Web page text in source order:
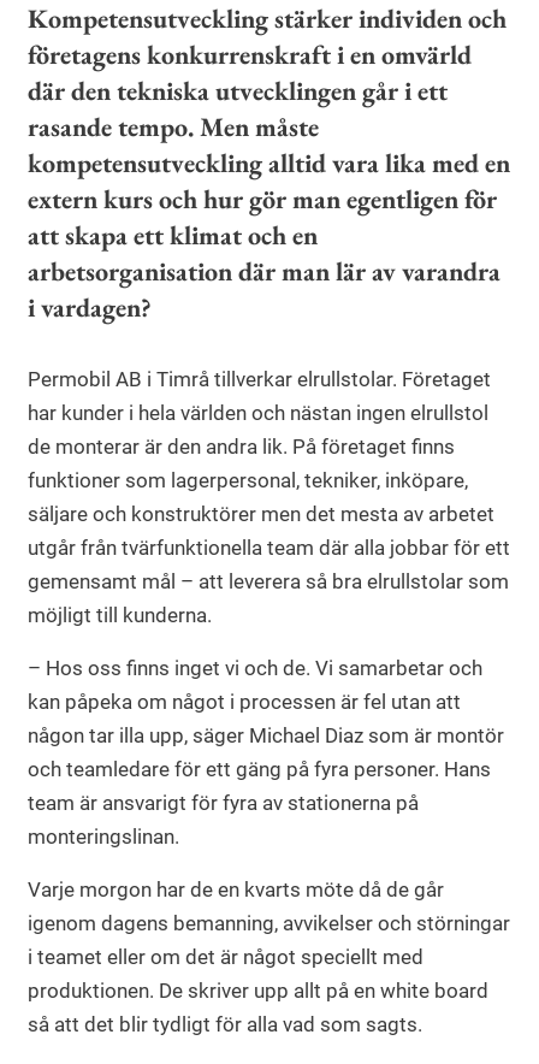
Kompetensutveckling stärker individen och
företagens konkurrenskraft i en omvärld
där den tekniska utvecklingen går i ett
rasande tempo. Men måste
kompetensutveckling alltid vara lika med en
extern kurs och hur gör man egentligen för
att skapa ett klimat och en
arbetsorganisation där man lär av varandra
i vardagen?
Permobil AB i Timrå tillverkar elrullstolar. Företaget
har kunder i hela världen och nästan ingen elrullstol
de monterar är den andra lik. På företaget finns
funktioner som lagerpersonal, tekniker, inköpare,
säljare och konstruktörer men det mesta av arbetet
utgår från tvärfunktionella team där alla jobbar för ett
gemensamt mål – att leverera så bra elrullstolar som
möjligt till kunderna.
– Hos oss finns inget vi och de. Vi samarbetar och
kan påpeka om något i processen är fel utan att
någon tar illa upp, säger Michael Diaz som är montör
och teamledare för ett gäng på fyra personer. Hans
team är ansvarigt för fyra av stationerna på
monteringslinan.
Varje morgon har de en kvarts möte då de går
igenom dagens bemanning, avvikelser och störningar
i teamet eller om det är något speciellt med
produktionen. De skriver upp allt på en white board
så att det blir tydligt för alla vad som sagts.